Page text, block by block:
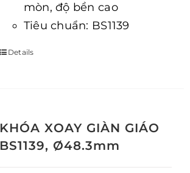
mòn, độ bền cao
Tiêu chuẩn: BS1139
Details
KHÓA XOAY GIÀN GIÁO
BS1139, Ø48.3mm